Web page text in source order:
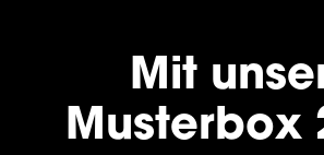
Mit
Musterbox